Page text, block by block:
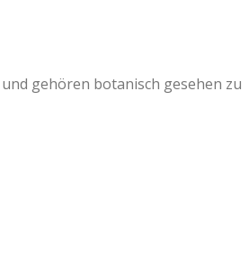
gehören botanisch gesehen zu